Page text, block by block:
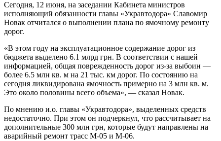
Сегодня, 12 июня, на заседании Кабинета министров
исполняющий обязанности главы «Укравтодора» Славомир
Новак отчитался о выполнении плана по ямочному ремонту
дорог.
«В этом году на эксплуатационное содержание дорог из
бюджета выделено 6.1 млрд грн. В соответствии с нашей
информацией, общая поврежденность дорог из-за выбоин —
более 6.5 млн кв. м на 21 тыс. км дорог. По состоянию на
сегодня ликвидирована ямочность примерно на 3 млн кв. м.
Это около половины всего объема», — сказал Новак.
По мнению и.о. главы «Укравтодора», выделенных средств
недостаточно. При этом он подчеркнул, что рассчитывает на
дополнительные 300 млн грн, которые будут направлены на
аварийный ремонт трасс М-05 и М-06.